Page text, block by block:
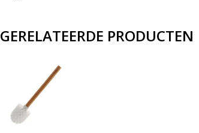
GERELATEERDE PRODUCTEN